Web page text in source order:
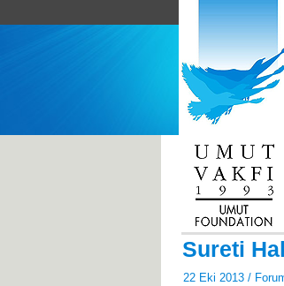
Sureti
22 Eki 2013 /